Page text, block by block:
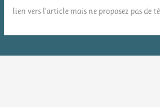
lien vers l'article mais ne proposez pas de